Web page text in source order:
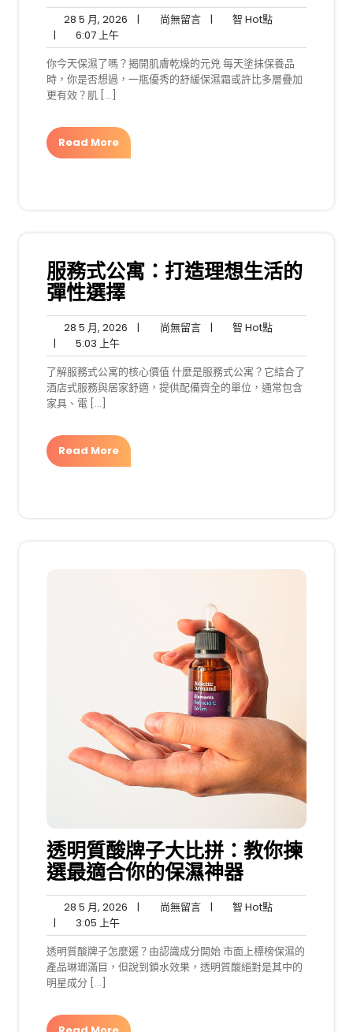
28 5 月, 2026 28
月,
2026
| 尚無留言尚
留
言
| 智 Hot點智
點
| 6:07 上午6:07
上
午
你今天保濕了嗎？揭開肌膚乾燥的元兇 每天塗抹保養品
時，你是否想過，一瓶優秀的舒緩保濕霜或許比多層疊加
更有效？肌 […]
Read More
服務式公寓：打造理想生活的
彈性選擇
28 5 月, 2026 28
月,
2026
| 尚無留言尚
留
言
| 智 Hot點智
點
| 5:03 上午5:03
上
午
了解服務式公寓的核心價值 什麼是服務式公寓？它結合了
酒店式服務與居家舒適，提供配備齊全的單位，通常包含
家具、電 […]
Read More
透明質酸牌子大比拼：教你揀
選最適合你的保濕神器
28 5 月, 2026 28
月,
2026
| 尚無留言尚
留
言
| 智 Hot點智
點
| 3:05 上午3:05
上
午
透明質酸牌子怎麼選？由認識成分開始 市面上標榜保濕的
產品琳瑯滿目，但說到鎖水效果，透明質酸絕對是其中的
明星成分 […]